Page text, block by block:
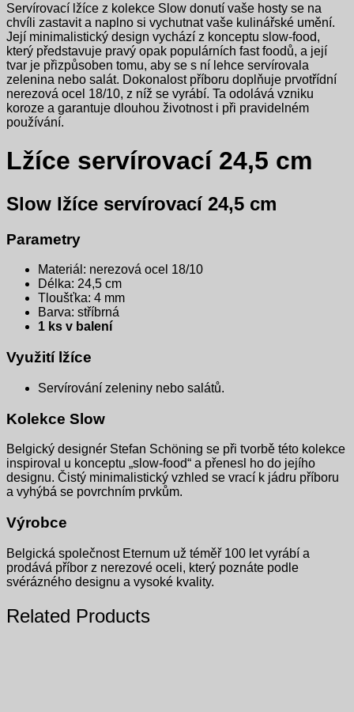
Servírovací lžíce z kolekce Slow donutí vaše hosty se na
chvíli zastavit a naplno si vychutnat vaše kulinářské umění.
Její minimalistický design vychází z konceptu slow-food,
který představuje pravý opak populárních fast foodů, a její
tvar je přizpůsoben tomu, aby se s ní lehce servírovala
zelenina nebo salát. Dokonalost příboru doplňuje prvotřídní
nerezová ocel 18/10, z níž se vyrábí. Ta odolává vzniku
koroze a garantuje dlouhou životnost i při pravidelném
používání.
Lžíce servírovací 24,5 cm
Slow lžíce servírovací 24,5 cm
Parametry
Materiál: nerezová ocel 18/10
Délka: 24,5 cm
Tloušťka: 4 mm
Barva: stříbrná
1 ks v balení
Využití lžíce
Servírování zeleniny nebo salátů.
Kolekce Slow
Belgický designér Stefan Schöning se při tvorbě této kolekce
inspiroval u konceptu „slow-food“ a přenesl ho do jejího
designu. Čistý minimalistický vzhled se vrací k jádru příboru
a vyhýbá se povrchním prvkům.
Výrobce
Belgická společnost Eternum už téměř 100 let vyrábí a
prodává příbor z nerezové oceli, který poznáte podle
svérázného designu a vysoké kvality.
Related Products